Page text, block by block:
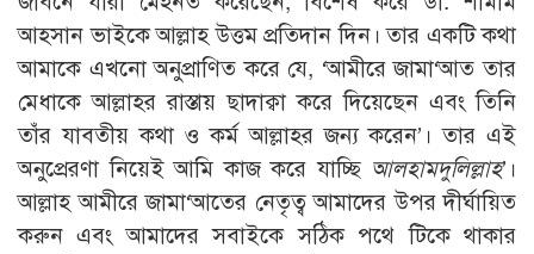
আহসান ভাইকে আল্লাহ উত্তম প্রতিদান দিন। তার একটি কথা
আমাকে এখনো অনুপ্রাণিত করে যে, ‘আমীরে জামা‘আত তার
মেধাকে আল্লাহর রাস্তায় ছাদাক্বা করে দিয়েছেন এবং তিনি
তাঁর যাবতীয় কথা ও কর্ম আল্লাহর জন্য করেন’। তার এই
অনুপ্রেরণা নিয়েই আমি কাজ করে যাচ্ছি আলহামদুলিল্লাহ’।
আল্লাহ আমীরে জামা‘আতের নেতৃত্ব আমাদের উপর দীর্ঘায়িত
করুন এবং আমাদের সবাইকে সঠিক পথে টিকে থাকার